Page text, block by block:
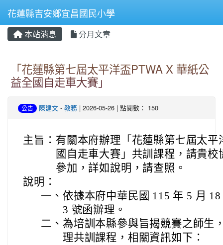
花蓮縣吉安鄉宜昌國民小學
本站消息 分月文章
「花蓮縣第七屆太平洋盃PTWA X 華紙公
益全國自走車大賽」
公告 陳建文 - 教務 | 2026-05-26 | 點閱數： 150
主旨： 有關本府辦理「花蓮縣第七屆太
國自走車大賽」共訓課程，請貴
參加，詳如說明，請查照。
說明：
一、 依據本府中華民國 115 年 5 月
3 號函辦理。
二、 為培訓本縣參與旨揭競賽之師生
理共訓課程，相關資訊如下：